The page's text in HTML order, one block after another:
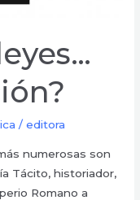
/editora
numerosas son
Tácito, historiador,
Romano a